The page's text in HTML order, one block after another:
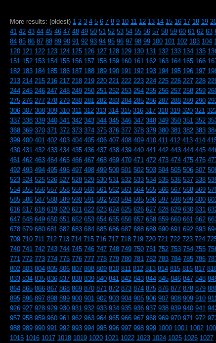
More results: (oldest) 1 2 3 4 5 6 7 8 9 10 11 12 13 14 15 16 17 18 19
41 42 43 44 45 46 47 48 49 50 51 52 53 54 55 56 57 58 59 60 61 62 63
84 85 86 87 88 89 90 91 92 93 94 95 96 97 98 99 100 101 102 103 104
120 121 122 123 124 125 126 127 128 129 130 131 132 133 134 135
151 152 153 154 155 156 157 158 159 160 161 162 163 164 165 166
182 183 184 185 186 187 188 189 190 191 192 193 194 195 196 197
213 214 215 216 217 218 219 220 221 222 223 224 225 226 227 228
244 245 246 247 248 249 250 251 252 253 254 255 256 257 258 259
275 276 277 278 279 280 281 282 283 284 285 286 287 288 289 290 291
306 307 308 309 310 311 312 313 314 315 316 317 318 319 320 321
337 338 339 340 341 342 343 344 345 346 347 348 349 350 351 352
368 369 370 371 372 373 374 375 376 377 378 379 380 381 382 383
399 400 401 402 403 404 405 406 407 408 409 410 411 412 413 414
430 431 432 433 434 435 436 437 438 439 440 441 442 443 444 445
461 462 463 464 465 466 467 468 469 470 471 472 473 474 475 476
492 493 494 495 496 497 498 499 500 501 502 503 504 505 506 507
523 524 525 526 527 528 529 530 531 532 533 534 535 536 537 538
554 555 556 557 558 559 560 561 562 563 564 565 566 567 568 569
585 586 587 588 589 590 591 592 593 594 595 596 597 598 599 600 601
616 617 618 619 620 621 622 623 624 625 626 627 628 629 630 631
647 648 649 650 651 652 653 654 655 656 657 658 659 660 661 662
678 679 680 681 682 683 684 685 686 687 688 689 690 691 692 693
709 710 711 712 713 714 715 716 717 718 719 720 721 722 723 724
740 741 742 743 744 745 746 747 748 749 750 751 752 753 754 755
771 772 773 774 775 776 777 778 779 780 781 782 783 784 785 786
802 803 804 805 806 807 808 809 810 811 812 813 814 815 816 817
833 834 835 836 837 838 839 840 841 842 843 844 845 846 847 848
864 865 866 867 868 869 870 871 872 873 874 875 876 877 878 879
895 896 897 898 899 900 901 902 903 904 905 906 907 908 909 910 911
926 927 928 929 930 931 932 933 934 935 936 937 938 939 940 941
957 958 959 960 961 962 963 964 965 966 967 968 969 970 971 972
988 989 990 991 992 993 994 995 996 997 998 999 1000 1001 1002
1015 1016 1017 1018 1019 1020 1021 1022 1023 1024 1025 1026 1027